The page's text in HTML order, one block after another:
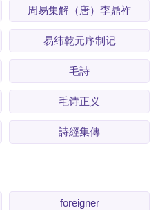
周易集解（唐）李鼎祚
易纬乾元序制记
毛詩
毛诗正义
詩經集傳
foreigner